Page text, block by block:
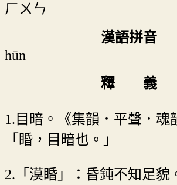
ㄏㄨㄣ
漢語拼音
hūn
釋 義
1.目暗。《集韻．平聲．魂
「睧，目暗也。」
2.「漠睧」：昏鈍不知足貌